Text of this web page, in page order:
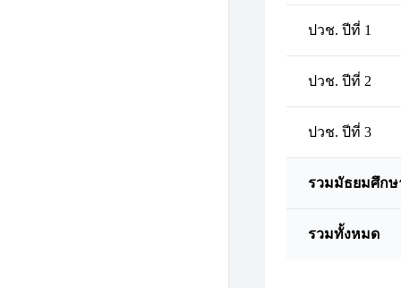
ปวช. ปีที่ 1
ปวช. ปีที่ 2
ปวช. ปีที่ 3
รวมมัธยมศึกษ
รวมทั้งหมด